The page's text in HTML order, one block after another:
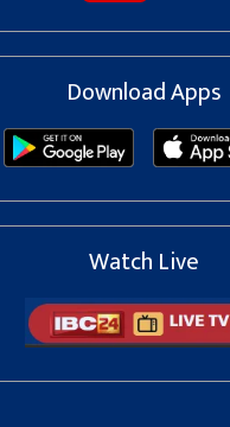
Download Apps
Watch Live